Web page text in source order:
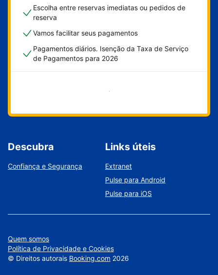
Escolha entre reservas imediatas ou pedidos de
reserva
Vamos facilitar seus pagamentos
Pagamentos diários. Isenção da Taxa de Serviço
de Pagamentos para 2026
Comece agora
Descubra
Confiança e Segurança
Links úteis
Extranet
Pulse para Android
Pulse para iOS
Quem somos
Política de Privacidade e Cookies
© Direitos autorais Booking.com 2026